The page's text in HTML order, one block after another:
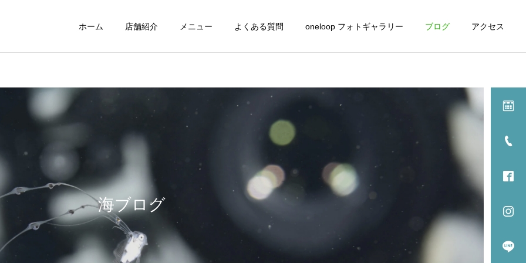
ホーム 店舗紹介 メニュー よくある質問 oneloop フォトギャラリー ブログ アクセス
海ブログ